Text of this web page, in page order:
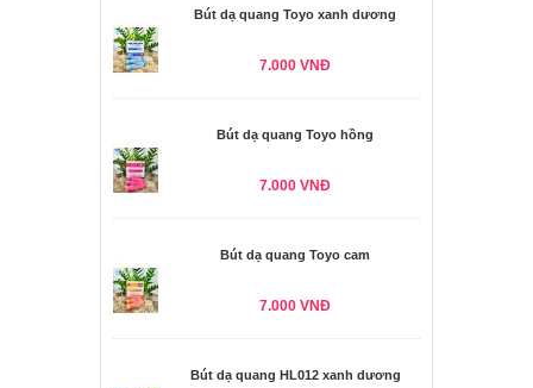
Bút dạ quang Toyo xanh dương
7.000 VNĐ
Bút dạ quang Toyo hồng
7.000 VNĐ
Bút dạ quang Toyo cam
7.000 VNĐ
Bút dạ quang HL012 xanh dương